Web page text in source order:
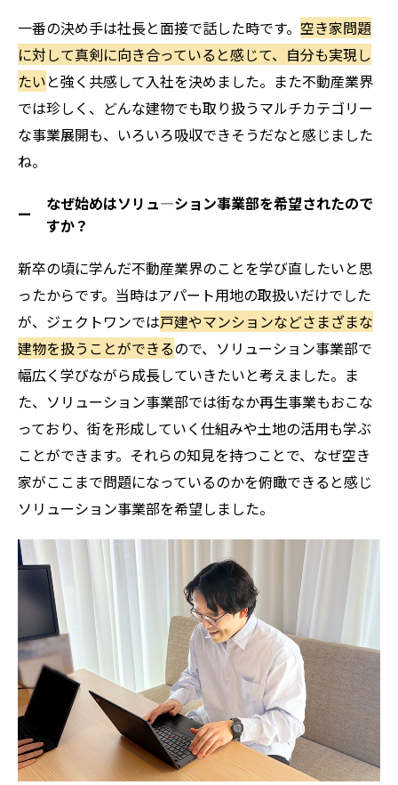
一番の決め手は社長と面接で話した時です。 空き家問題
に対して真剣に向き合っていると感じて、自分も実現し
たいと強く共感して入社を決めました。また不動産業界
では珍しく、どんな建物でも取り扱うマルチカテゴリー
な事業展開も、いろいろ吸収できそうだなと感じました
ね。
ー
なぜ始めはソリュ―ション事業部を希望されたので
すか？
新卒の頃に学んだ不動産業界のことを学び直したいと思
ったからです。当時はアパート用地の取扱いだけでした
が、ジェクトワンでは戸建やマンションなどさまざまな
建物を扱うことができるので、ソリューション事業部で
幅広く学びながら成長していきたいと考えました。ま
た、ソリューション事業部では街なか再生事業もおこな
っており、街を形成していく仕組みや土地の活用も学ぶ
ことができます。それらの知見を持つことで、なぜ空き
家がここまで問題になっているのかを俯瞰できると感じ
ソリューション事業部を希望しました。